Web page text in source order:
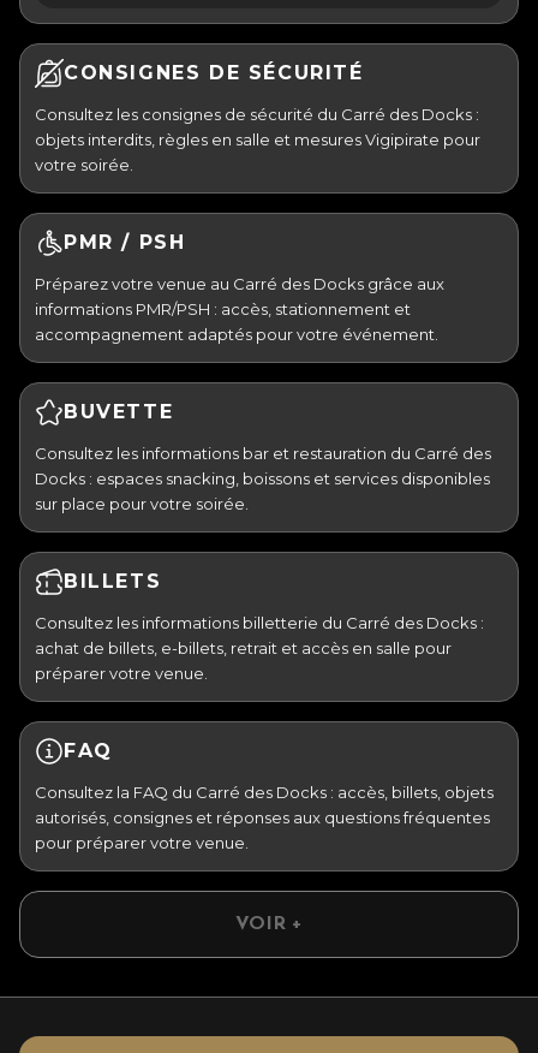
CONSIGNES DE SÉCURITÉ
Consultez les consignes de sécurité du Carré des Docks :
objets interdits, règles en salle et mesures Vigipirate pour
votre soirée.
PMR / PSH
Préparez votre venue au Carré des Docks grâce aux
informations PMR/PSH : accès, stationnement et
accompagnement adaptés pour votre événement.
BUVETTE
Consultez les informations bar et restauration du Carré des
Docks : espaces snacking, boissons et services disponibles
sur place pour votre soirée.
BILLETS
Consultez les informations billetterie du Carré des Docks :
achat de billets, e-billets, retrait et accès en salle pour
préparer votre venue.
FAQ
Consultez la FAQ du Carré des Docks : accès, billets, objets
autorisés, consignes et réponses aux questions fréquentes
pour préparer votre venue.
VOIR +